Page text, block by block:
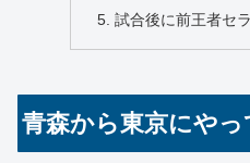
試合後に前王者セ
青森から東京にやっ